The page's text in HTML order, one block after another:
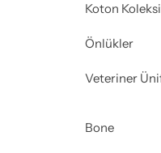
Koton
Önlükler
Veteriner
Bone